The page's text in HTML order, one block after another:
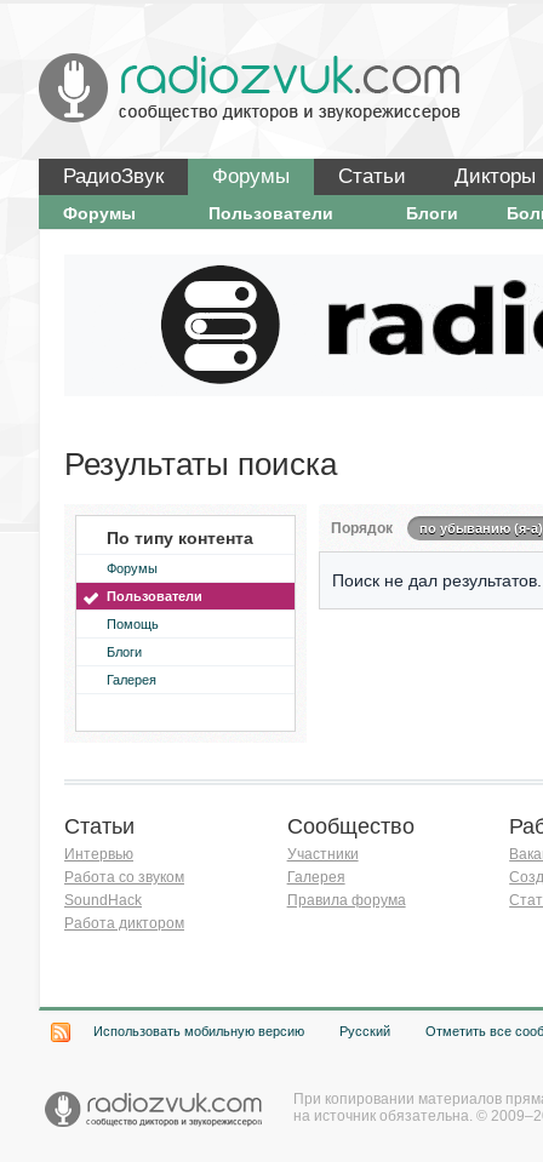
РадиоЗвук Форумы Статьи Дикторы
Форумы Пользователи Блоги
Результаты поиска
По типу контента
Форумы
Пользователи
Помощь
Блоги
Галерея
Порядок по убыванию (я-а)
Поиск не дал результатов.
Статьи
Интервью
Работа со звуком
SoundHack
Работа диктором
Сообщество
Участники
Галерея
Правила форума
Использовать мобильную версию Русский Отметить все
При копировании материалов
на источник обязательна. ©